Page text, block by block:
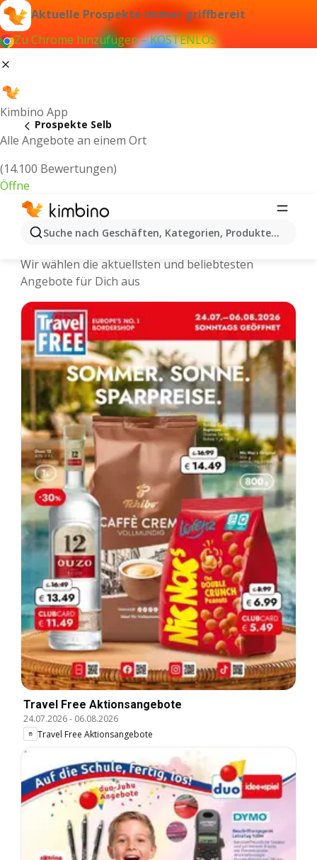
Aktuelle Prospekte immer griffbereit
Zu Chrome hinzufügen – KOSTENLOS
Kimbino App
Alle Angebote an einem Ort
(14.100 Bewertungen)
Öffne
Suche nach Geschäften, Kategorien, Produkten...
Prospekte Selb
Selb - Neuste Prospekte und
Wir wählen die aktuellsten und beliebtesten
Angebote für Dich aus
Travel Free Aktionsangebote
24.07.2026- 06.08.2026
Travel Free Aktionsangebote